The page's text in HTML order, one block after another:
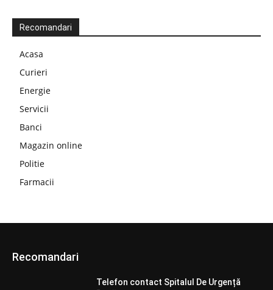
Recomandari
Acasa
Curieri
Energie
Servicii
Banci
Magazin online
Politie
Farmacii
Recomandari
Telefon contact Spitalul De Urgență